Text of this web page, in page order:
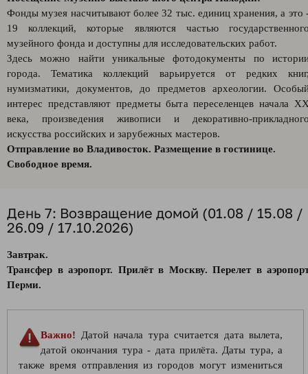
Фонды музея насчитывают более 32 тыс. единиц хранения, а это
19 коллекций, которые являются частью
музейного фонда и доступны для исследовательских работ.
Здесь можно найти уникальные фотодокументы по
города. Тематика коллекций варьируется от редких
нумизматики, документов, до предметов археологии.
интерес представляют предметы быта переселенцев начала
века, произведения живописи и декоративно-
искусства российских и зарубежных мастеров.
Отправление во Владивосток. Размещение в гостинице.
Свободное время.
День 7: Возвращение домой (01.08 / 15.08 /
26.09 / 17.10.2026)
Завтрак.
Трансфер в аэропорт. Прилёт в Москву. Перелет в
Перми.
Важно! Датой начала тура считается дата вылета,
датой окончания тура - дата прилёта. Даты тура, а
также время отправления из городов могут измениться